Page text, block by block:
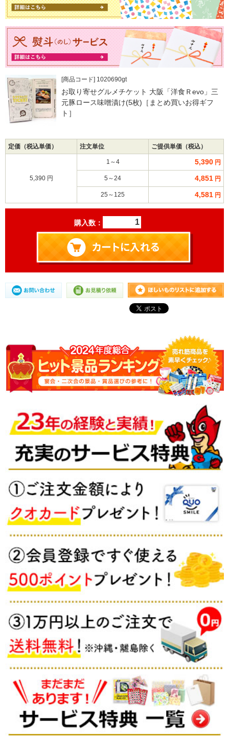
[商品コード] 1020690gt
お取り寄せグルメチケット 大阪「洋食Ｒevo」三
元豚ロース味噌漬け(5枚)［まとめ買いお得ギフ
ト］
定価（税込単価） 注文単位 ご提供単価（税込）
5,390 円
1～4 5,390 円
5～24 4,851 円
25～125 4,581 円
購入数：